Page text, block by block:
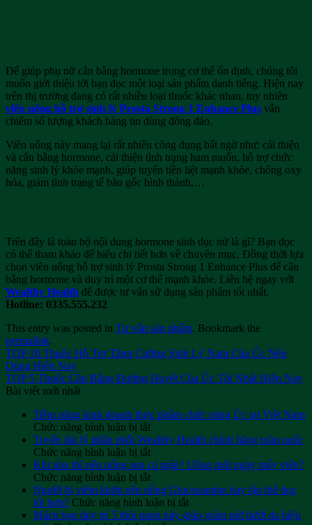
Để giúp phụ nữ cân bằng hormone trong cơ thể ổn định, chúng tôi
muốn giới thiệu tới bạn đọc một loại sản phẩm danh tiếng. Hiện nay
trên thị trường đang có rất nhiều loại thuốc khác nhau, tuy nhiên
viên uống hỗ trợ sinh lý Prosta Strong 1 Enhance Plus vẫn
chiếm số lượng khách hàng tin dùng đông đảo.
Viên uống này mang lại rất nhiều công dụng bất ngờ như: cải thiện
và cân bằng hormone, cải thiện tình trạng ham muốn, hỗ trợ chức
năng sinh lý khỏe mạnh, giúp tuyến tiền liệt mạnh khỏe, chống oxy
hóa, giảm tình trạng tế bào gốc hình thành,…
Trên đây là toàn bộ nội dung hormone sinh dục nữ là gì? Bạn đọc
có thể tham khảo để hiểu chi tiết hơn về chuyên mục. Đồng thời lựa
chọn viên uống hỗ trợ sinh lý Prosta Strong 1 Enhance Plus để cân
bằng hormone và duy trì một cơ thể mạnh khỏe. Liên hệ ngay với
Wealthy Health để được tư vấn sử dụng sản phẩm tốt nhất.
Hotline: 0335.555.232
This entry was posted in Tư vấn sản phẩm. Bookmark the
permalink.
TOP 10 Thuốc Hỗ Trợ Tăng Cường Sinh Lý Nam Của Úc Nên
Dùng Hiện Nay
TOP 5 Thuốc Cân Bằng Đường Huyết Của Úc Tốt Nhất Hiện Nay
Bài viết mới nhất
Tiềm năng kinh doanh thực phẩm chức năng Úc tại Việt Nam
Chức năng bình luận bị tắtở
Tiềm
năng
kinh
doanh
thực
phẩm
chức
Tuyển đại lý phân phối Wealthy Health chính hãng toàn quốc
Chức năng bình luận bị tắtở
Tuyển
đại
lý
phân
phối
Khi nào thì nên uống sụn cá mập? Uống một ngày mấy viên?
Chức năng bình luận bị tắtở
Khi
nào
thì
Người bị viêm khớp nên uống Glucosamine hay tập thể dục
tốt hơn? Chức năng bình luận bị tắtở
Người
Mách bạn duy trì 5 thói quen này giúp giảm mỡ dưới da hiệu